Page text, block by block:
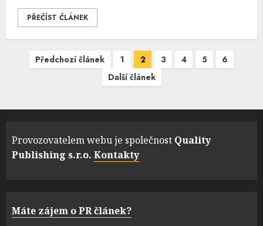
PŘEČÍST ČLÁNEK
Navigace
Předchozí článek 1 2 3 4 5
6
Další článek
Provozovatelem webu je společnost Quality
Publishing s.r.o. Kontakty
Máte zájem o PR článek?